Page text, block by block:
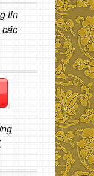
tin